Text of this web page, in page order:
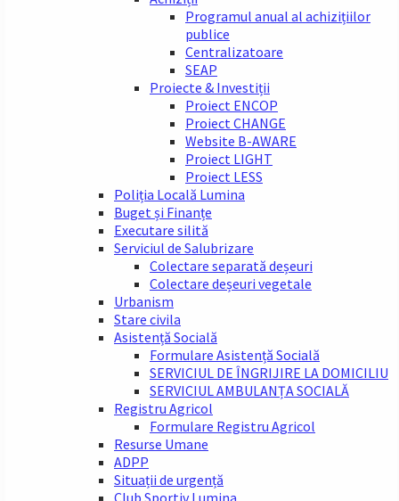
Programul anual al achizițiilor
publice
Centralizatoare
SEAP
Proiecte & Investiții
Proiect ENCOP
Proiect CHANGE
Website B-AWARE
Proiect LIGHT
Proiect LESS
Poliția Locală Lumina
Buget și Finanțe
Executare silită
Serviciul de Salubrizare
Colectare separată deșeuri
Colectare deșeuri vegetale
Urbanism
Stare civila
Asistență Socială
Formulare Asistență Socială
SERVICIUL DE ÎNGRIJIRE LA DOMICILIU
SERVICIUL AMBULANȚA SOCIALĂ
Registru Agricol
Formulare Registru Agricol
Resurse Umane
ADPP
Situații de urgență
Club Sportiv Lumina